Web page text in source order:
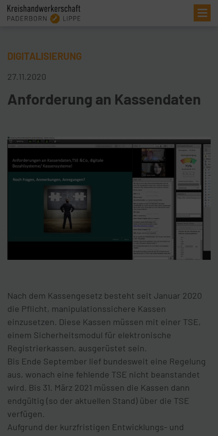
DIGITALISIERUNG
27.11.2020
Anforderung an Kassendaten
Nach dem Kassengesetz besteht seit Januar 2020
die Pflicht, manipulationssichere Kassen
einzusetzen. Diese Kassen müssen mit einer TSE,
einem Sicherheitsmodul für elektronische
Registrierkassen, ausgerüstet sein.
Bis Ende September lief bundesweit eine Regelung
aus, wonach eine fehlende TSE nicht beanstandet
wird. Bis 31. März 2021 müssen die Kassen dann
endgültig (so der aktuellen Stand) über die TSE
verfügen.
Aufgrund der kurzfristigen Entwicklungs- und